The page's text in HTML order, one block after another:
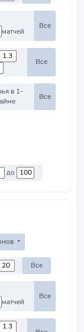
матчей
Все
Все
в 1-
Все
до
Все
матчей
Все